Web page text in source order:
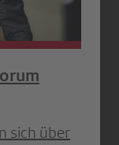
sich über